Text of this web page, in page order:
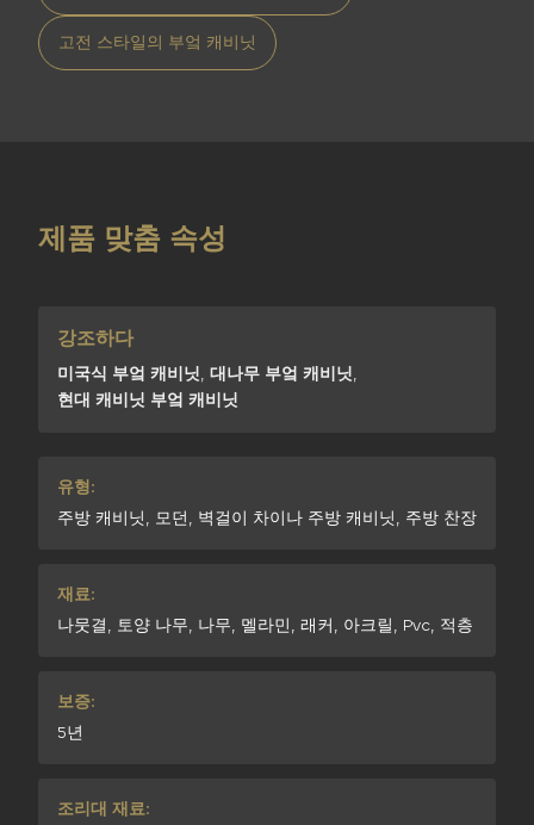
고전 스타일의 부엌 캐비닛
제품 맞춤 속성
강조하다
미국식 부엌 캐비닛, 대나무 부엌 캐비닛,
현대 캐비닛 부엌 캐비닛
유형:
주방 캐비닛, 모던, 벽걸이 차이나 주방 캐비닛, 주방 찬장
재료:
나뭇결, 토양 나무, 나무, 멜라민, 래커, 아크릴, Pvc, 적층
보증:
5년
조리대 재료: